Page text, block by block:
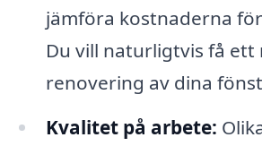
jämföra kostnaderna
Du vill naturligtvis få
renovering av dina
Kvalitet på arbete: